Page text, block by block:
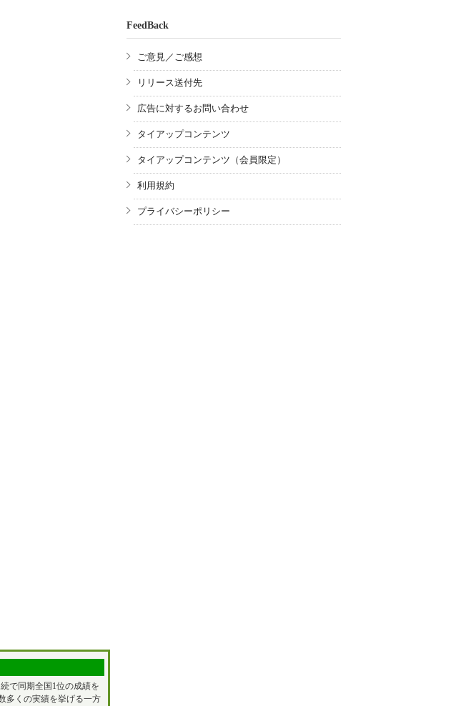
で同期全国1位の成績を
多くの実績を挙げる一方
FeedBack
ご意見／ご感想
リリース送付先
広告に対するお問い合わせ
タイアップコンテンツ
タイアップコンテンツ（会員限定）
利用規約
プライバシーポリシー